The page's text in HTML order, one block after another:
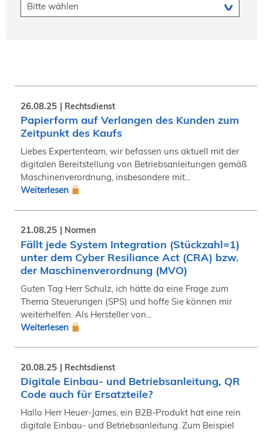
26.08.25 Rechtsdienst
Papierform auf Verlangen des Kunden zum
Zeitpunkt des Kaufs
Liebes Expertenteam, wir befassen uns aktuell mit der
digitalen Bereitstellung von Betriebsanleitungen gemäß
Maschinenverordnung, insbesondere mit...
Weiterlesen
21.08.25 Normen
Fällt jede System Integration (Stückzahl=1)
unter dem Cyber Resiliance Act (CRA) bzw.
der Maschinenverordnung (MVO)
Guten Tag Herr Schulz, ich hätte da eine Frage zum
Thema Steuerungen (SPS) und hoffe Sie können mir
weiterhelfen. Als Hersteller von...
Weiterlesen
20.08.25 Rechtsdienst
Digitale Einbau- und Betriebsanleitung, QR
Code auch für Ersatzteile?
Hallo Herr Heuer-James, ein B2B-Produkt hat eine rein
digitale Einbau- und Betriebsanleitung. Zum Beispiel